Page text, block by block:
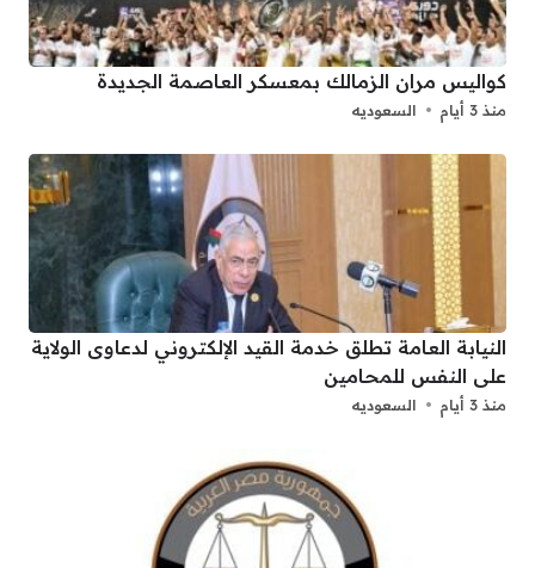
كواليس مران الزمالك بمعسكر العاصمة الجديدة
منذ 3 أيام السعوديه
النيابة العامة تطلق خدمة القيد الإلكتروني لدعاوى الولاية
على النفس للمحامين
منذ 3 أيام السعوديه